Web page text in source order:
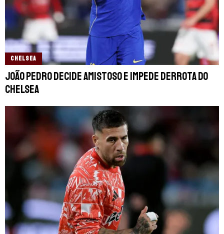
CHELSEA
João Pedro decide amistoso e impede derrota do
Chelsea